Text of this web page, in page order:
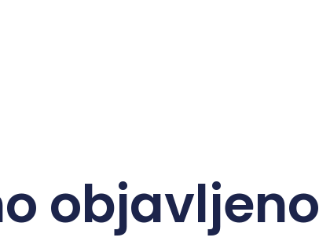
objavljeno